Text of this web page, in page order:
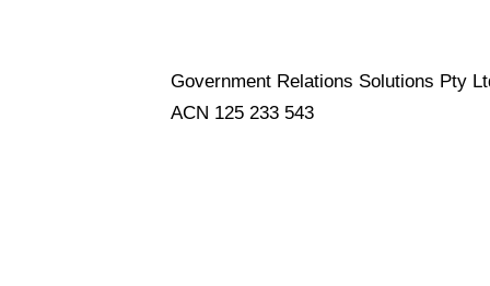
Government Relations Solutions Pty
ACN 125 233 543